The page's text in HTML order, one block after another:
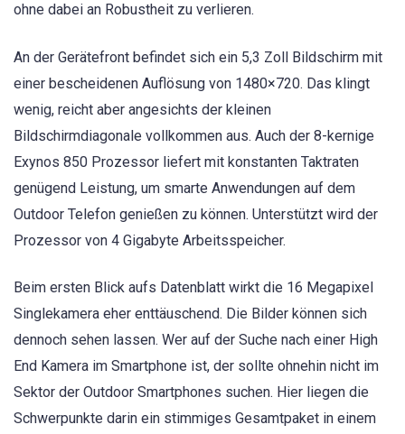
ohne dabei an Robustheit zu verlieren.
An der Gerätefront befindet sich ein 5,3 Zoll Bildschirm mit
einer bescheidenen Auflösung von 1480×720. Das klingt
wenig, reicht aber angesichts der kleinen
Bildschirmdiagonale vollkommen aus. Auch der 8-kernige
Exynos 850 Prozessor liefert mit konstanten Taktraten
genügend Leistung, um smarte Anwendungen auf dem
Outdoor Telefon genießen zu können. Unterstützt wird der
Prozessor von 4 Gigabyte Arbeitsspeicher.
Beim ersten Blick aufs Datenblatt wirkt die 16 Megapixel
Singlekamera eher enttäuschend. Die Bilder können sich
dennoch sehen lassen. Wer auf der Suche nach einer High
End Kamera im Smartphone ist, der sollte ohnehin nicht im
Sektor der Outdoor Smartphones suchen. Hier liegen die
Schwerpunkte darin ein stimmiges Gesamtpaket in einem